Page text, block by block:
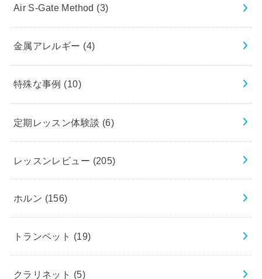
Air S-Gate Method (3)
金属アレルギー (4)
特殊な事例 (10)
定期レッスン体験談 (6)
レッスンレビュー (205)
ホルン (156)
トランペット (19)
クラリネット (5)